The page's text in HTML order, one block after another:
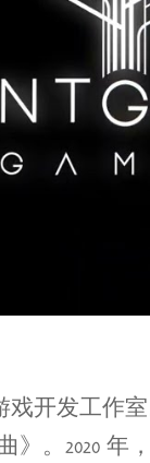
戏开发工
2020 年，